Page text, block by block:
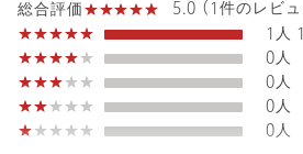
ツウェアブランドです。
＜adidas＞の歴史を継承しながら、スポ
性を、現代のユースカルチャーに反映し
ブランドのレガシーを進化させ続けてい
1972年に初めて使用されたアイコニック
ンボルマークに、クリエイティブ な人々
総合評価
5.0 (1件のレビ
1人
0人
0人
0人
0人